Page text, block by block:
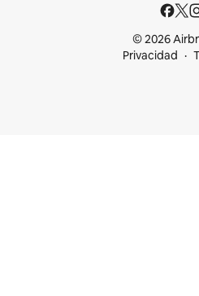
© 2026
Privacidad